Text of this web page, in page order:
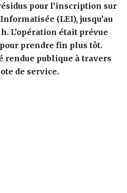
pour l’inscription sur
(LEI), jusqu’au
L’opération était prévue
prendre fin plus tôt.
rendue publique à travers
de service.